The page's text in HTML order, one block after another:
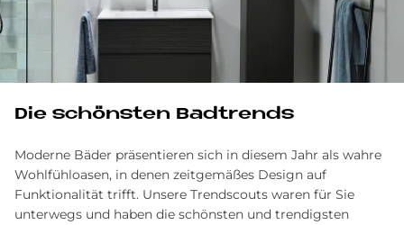
Die schönsten Badtrends
Moderne Bäder präsentieren sich in diesem Jahr als wahre
Wohlfühloasen, in denen zeitgemäßes Design auf
Funktionalität trifft. Unsere Trendscouts waren für Sie
unterwegs und haben die schönsten und trendigsten